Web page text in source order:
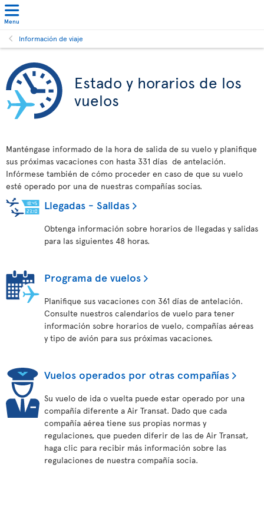
Menu
Información de viaje
Estado y horarios de los
vuelos
Manténgase informado de la hora de salida de su vuelo y planifique
sus próximas vacaciones con hasta 331 días de antelación.
Infórmese también de cómo proceder en caso de que su vuelo
esté operado por una de nuestras compañías socias.
Llegadas - Salidas
Obtenga información sobre horarios de llegadas y salidas
para las siguientes 48 horas.
Programa de vuelos
Planifique sus vacaciones con 361 días de antelación.
Consulte nuestros calendarios de vuelo para tener
información sobre horarios de vuelo, compañías aéreas
y tipo de avión para sus próximas vacaciones.
Vuelos operados por otras compañías
Su vuelo de ida o vuelta puede estar operado por una
compañía diferente a Air Transat. Dado que cada
compañía aérea tiene sus propias normas y
regulaciones, que pueden diferir de las de Air Transat,
haga clic para recibir más información sobre las
regulaciones de nuestra compañía socia.